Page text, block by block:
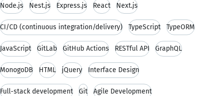
Node.js Nest.js Express.js React Next.js
CI/CD (continuous integration/delivery) TypeScript TypeORM
JavaScript GitLab GitHub Actions RESTful API GraphQL
MonogoDB HTML jQuery Interface Design
Full-stack development Git Agile Development